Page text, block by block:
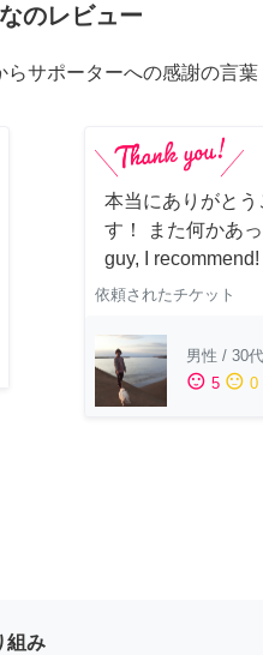
のレビュー
らサポーターへの感謝の言葉
本当にありがと
す！ また何かあ
guy, I recommend!
依頼されたチケット
男性 / 30代
sentiment_satisfied 5 sentiment_neutral 0
組み